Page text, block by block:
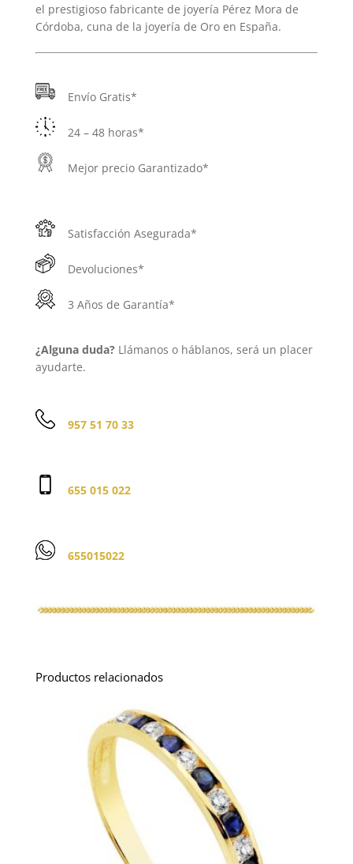
el prestigioso fabricante de joyería Pérez Mora de
Córdoba, cuna de la joyería de Oro en España.
Envío Gratis*
24 – 48 horas*
Mejor precio Garantizado*
Satisfacción Asegurada*
Devoluciones*
3 Años de Garantía*
¿Alguna duda?Llámanos o háblanos, será un placer
ayudarte.
957 51 70 33
655 015 022
655015022
Productos relacionados